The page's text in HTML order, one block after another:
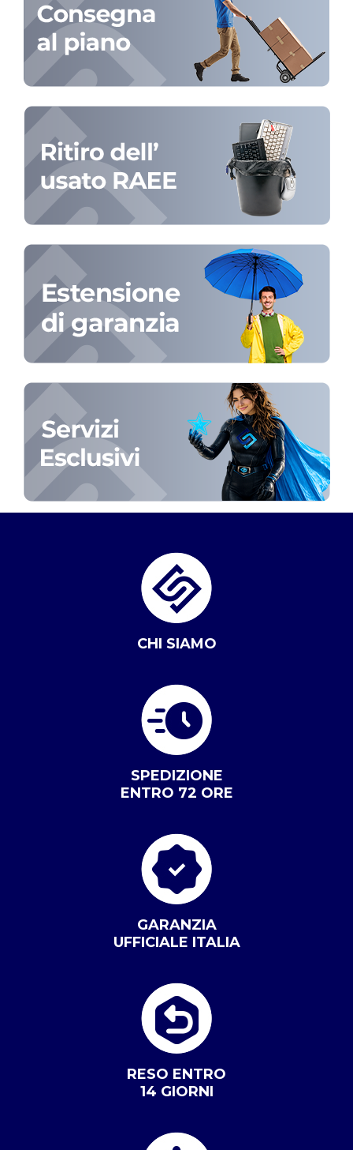
CHI SIAMO
SPEDIZIONE
ENTRO 72 ORE
GARANZIA
UFFICIALE ITALIA
RESO ENTRO
14 GIORNI